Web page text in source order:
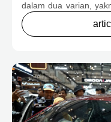
dalam dua varian,
untuk
preferensi konsumen